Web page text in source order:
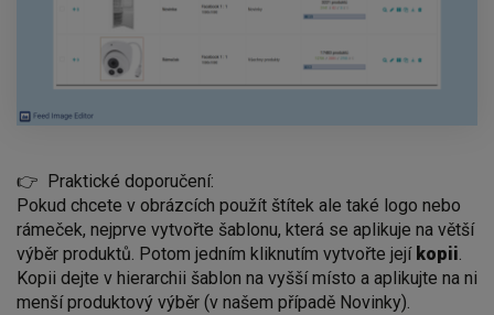
👉 Praktické doporučení:
Pokud chcete v obrázcích použít štítek ale také logo nebo
rámeček, nejprve vytvořte šablonu, která se aplikuje na větší
výběr produktů. Potom jedním kliknutím vytvořte její kopii.
Kopii dejte v hierarchii šablon na vyšší místo a aplikujte na ni
menší produktový výběr (v našem případě Novinky).